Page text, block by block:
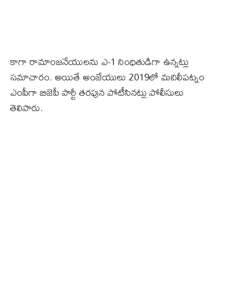
కాగా రామాంజనేయులను ఎ-1 నింధితుడిగా ఉన్నట్లు
సమాచారం. అయితే అంజేయులు 2019లో మచిలీపట్నం
ఎంపీగా బిజెపీ పార్టీ తరపున పోటీసినట్లు పోలీసులు
తెలిపారు.